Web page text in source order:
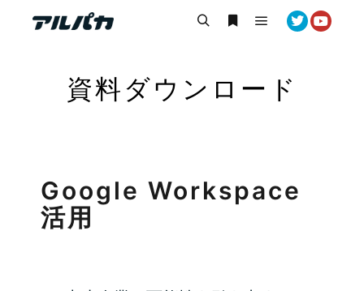
資料ダウンロード
Google Workspace
活用